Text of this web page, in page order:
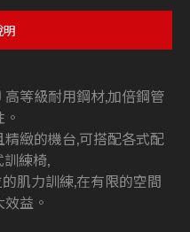
高等級耐用鋼材,加倍鋼管
緻的機台,可搭配各式配
練椅,
肌力訓練,在有限的空間
益。